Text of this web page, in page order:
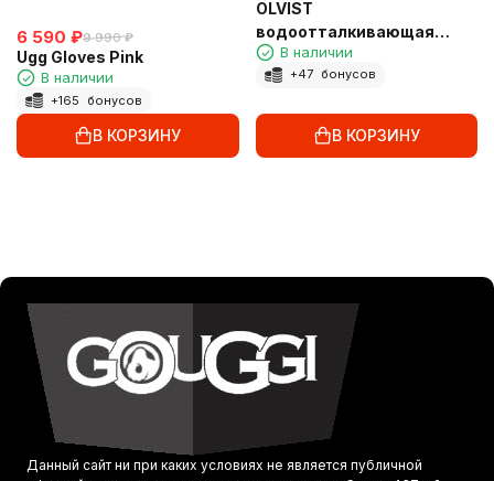
6 590 ₽9 990 ₽
Ugg Gloves Pink
В наличии
+165 бонусов
В КОРЗИНУ
OLVIST
водоотталкивающая
пропитка
В наличии
+47 бонусов
В КОРЗИНУ
Данный сайт ни при каких условиях не является публичной